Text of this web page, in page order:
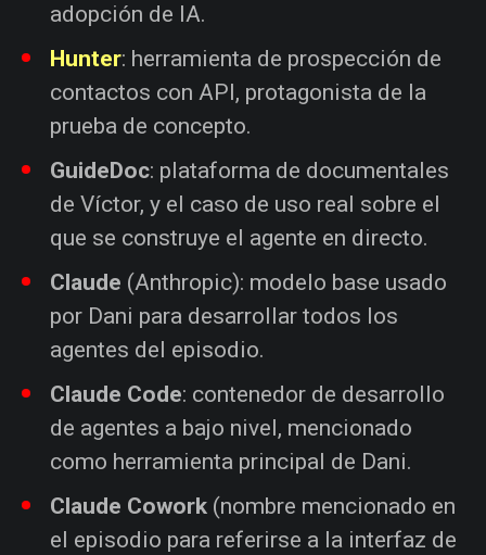
adopción de IA.
Hunter: herramienta de prospección de
contactos con API, protagonista de la
prueba de concepto.
GuideDoc: plataforma de documentales
de Víctor, y el caso de uso real sobre el
que se construye el agente en directo.
Claude (Anthropic): modelo base usado
por Dani para desarrollar todos los
agentes del episodio.
Claude Code: contenedor de desarrollo
de agentes a bajo nivel, mencionado
como herramienta principal de Dani.
Claude Cowork (nombre mencionado en
el episodio para referirse a la interfaz de